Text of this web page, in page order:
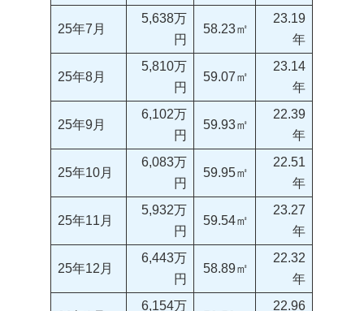
25年7月
5,638万
円
58.23㎡
23.19
年
25年8月
5,810万
円
59.07㎡
23.14
年
25年9月
6,102万
円
59.93㎡
22.39
年
25年10月
6,083万
円
59.95㎡
22.51
年
25年11月
5,932万
円
59.54㎡
23.27
年
25年12月
6,443万
円
58.89㎡
22.32
年
6,154万
22.96